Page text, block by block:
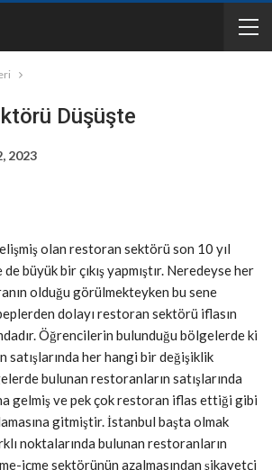
Düşüşte
2023
olan restoran sektörü son 10 yıl
büyük bir çıkış yapmıştır. Neredeyse her
olduğu görülmekteyken bu sene
dolayı restoran sektörü iflasın
Öğrencilerin bulunduğu bölgelerde ki
satışlarında her hangi bir değişiklik
bulunan restoranların satışlarında
gelmiş ve pek çok restoran iflas ettiği gibi
gitmiştir. İstanbul başta olmak
noktalarında bulunan restoranların
içme sektörünün azalmasından şikayetçi